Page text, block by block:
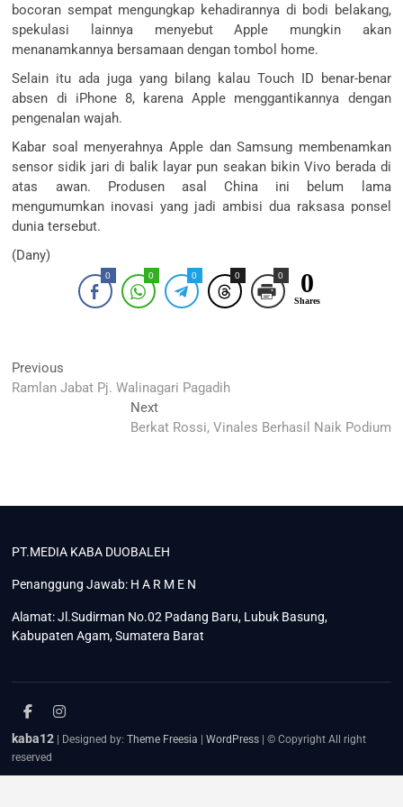
bocoran sempat mengungkap kehadirannya di bodi belakang,
spekulasi lainnya menyebut Apple mungkin akan
menanamkannya bersamaan dengan tombol home.
Selain itu ada juga yang bilang kalau Touch ID benar-benar
absen di iPhone 8, karena Apple menggantikannya dengan
pengenalan wajah.
Kabar soal menyerahnya Apple dan Samsung membenamkan
sensor sidik jari di balik layar pun seakan bikin Vivo berada di
atas awan. Produsen asal China ini belum lama
mengumumkan inovasi yang jadi ambisi dua raksasa ponsel
dunia tersebut.
(Dany)
0 0 0 0 0 0
Shares
Navigasi
pos
Previous
post:
Ramlan Jabat Pj. Walinagari Pagadih
NextNext
post:
Berkat Rossi, Vinales Berhasil Naik Podium
PT.MEDIA KABA DUOBALEH
Penanggung Jawab: H A R M E N
Alamat: Jl.Sudirman No.02 Padang Baru, Lubuk Basung,
Kabupaten Agam, Sumatera Barat
facebook
instagram
kaba12 | Designed by:Theme Freesia |WordPress | © Copyright All right
reserved